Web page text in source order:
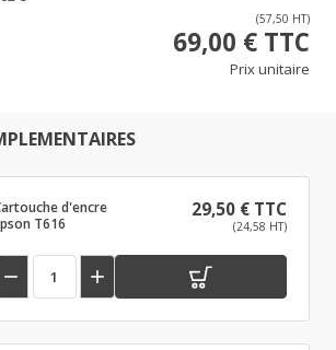
(57,50 HT)
69,00 € TTC
Prix unitaire
d'encre
T616
29,50 € TTC
(24,58 HT)
 